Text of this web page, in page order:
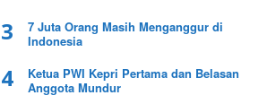
3
7 Juta Orang Masih Menganggur di
Indonesia
4
Ketua PWI Kepri Pertama dan Belasan
Anggota Mundur